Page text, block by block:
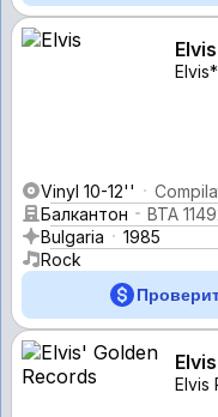
Elvis
Elvis*
Vinyl 10-12''
Балкантон
ВТА
Bulgaria
1985
Rock
Elvis